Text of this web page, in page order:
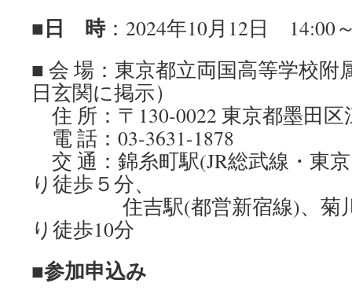
■日 時：2024年10月12日 14:00
■ 会 場：東京都立両国高等学校附
日玄関に掲示）
住 所：〒130-0022 東京都墨田区
電 話：03-3631-1878
交 通：錦糸町駅(JR総武線・東
り徒歩５分、
住吉駅(都営新宿線)、菊川
り徒歩10分
■参加申込み